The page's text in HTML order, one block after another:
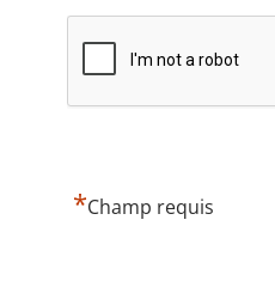
*Champ requis